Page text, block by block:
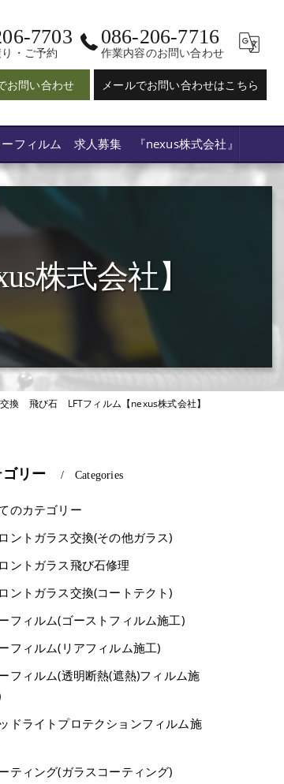
7703
・ご予約
086-206-7716
作業内容のお問い合わせ
お問い合わせ メールでお問い合わせはこちら
ーフィルム 求人募集 『nexus株式会社』
株式会社】
換 飛び石 LFTフィルム【nexus株式会社】
ゴリー Categories
のカテゴリー
ントガラス交換(その他ガラス)
ントガラス飛び石修理
ントガラス交換(コートテクト)
フィルム(ゴーストフィルム施工)
フィルム(リアフィルム施工)
フィルム(透明断熱(遮熱)フィルム施
ドライトプロテクションフィルム施
ティング(ガラスコーティング)